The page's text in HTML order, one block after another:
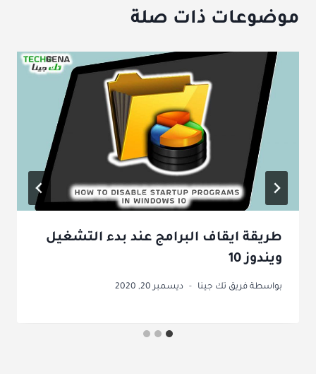
موضوعات ذات صلة
طريقة ايقاف البرامج عند بدء التشغيل
ويندوز 10
بواسطة فريق تك جينا ديسمبر 20, 2020